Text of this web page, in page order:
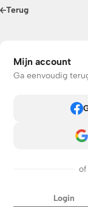
Terug
Mijn account
Ga eenvoudig
of
Login